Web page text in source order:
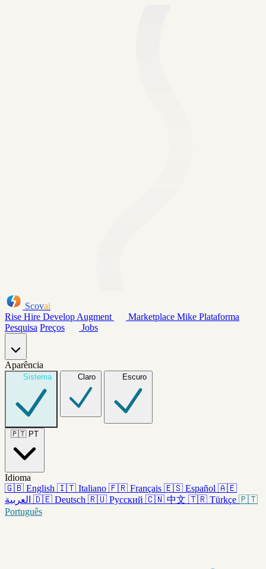
Scovai
Rise Hire Develop Augment Marketplace Mike Plataforma
Pesquisa Preços Jobs
Aparência
Sistema Claro Escuro
🇵🇹 PT
Idioma
🇬🇧 English 🇮🇹 Italiano 🇫🇷 Français 🇪🇸 Español 🇦🇪
العربية 🇩🇪 Deutsch 🇷🇺 Русский 🇨🇳 中文 🇹🇷 Türkçe 🇵🇹
Português